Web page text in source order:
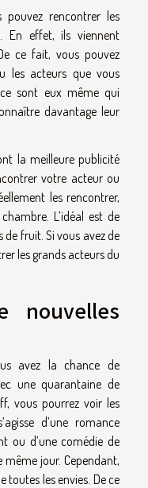
rencontrer les
En effet, ils viennent
ce fait, vous pouvez
les acteurs que vous
sont eux même qui
davantage leur
la meilleure publicité
votre acteur ou
les rencontrer,
L’idéal est de
de fruit. Si vous avez de
les grands acteurs du
nouvelles
avez la chance de
une quarantaine de
vous pourrez voir les
d’une romance
ou d’une comédie de
jour. Cependant,
toutes les envies. De ce